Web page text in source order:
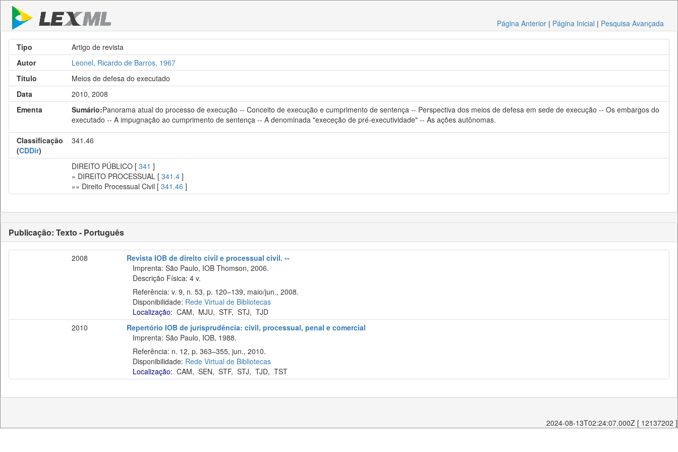
Página Anterior | Página Inicial | Pesquisa Avançada
Tipo
Artigo de revista
Autor
Leonel, Ricardo de Barros, 1967
Título
Meios de defesa do executado
Data
2010, 2008
Ementa
Sumário:Panorama atual do processo de execução -- Conceito de execução e cumprimento de sentença -- Perspectiva dos meios de defesa em sede de execução -- Os embargos do
executado -- A impugnação ao cumprimento de sentença -- A denominada "execeção de pré-executividade" -- As ações autônomas.
Classificação
(CDDir)
341.46
DIREITO PÚBLICO [ 341 ]
» DIREITO PROCESSUAL [ 341.4 ]
»» Direito Processual Civil [ 341.46 ]
Publicação: Texto - Português
2008
Revista IOB de direito civil e processual civil. --
Imprenta: São Paulo, IOB Thomson, 2006.
Descrição Física: 4 v.
Referência: v. 9, n. 53, p. 120–139, maio/jun., 2008.
Disponibilidade: Rede Virtual de Bibliotecas
Localização: CAM, MJU, STF, STJ, TJD
2010
Repertório IOB de jurisprudência: civil, processual, penal e comercial
Imprenta: São Paulo, IOB, 1988.
Referência: n. 12, p. 363–355, jun., 2010.
Disponibilidade: Rede Virtual de Bibliotecas
Localização: CAM, SEN, STF, STJ, TJD, TST
2024-08-13T02:24:07.000Z [ 12137202 ]